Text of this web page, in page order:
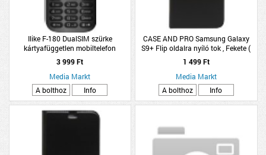
Ilike F-180 DualSIM szürke
kártyafüggetlen mobiltelefon
3 999 Ft
Media Markt
A bolthoz
Info
CASE AND PRO Samsung Galaxy
S9+ Flip oldalra nyíló tok , Fekete (
BOOKTYPE-SAM-G965-BK)
1 499 Ft
Media Markt
A bolthoz
Info